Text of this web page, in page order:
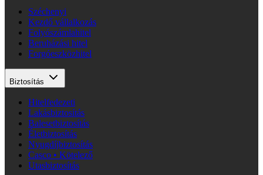
Széchenyi
Kezdő vállalkozás
Folyószámlahitel
Beruházási hitel
Forgóeszközhitel
Biztosítás
Hitelfedezeti
Lakásbiztosítás
Balesetbiztosítás
Életbiztosítás
Nyugdíjbiztosítás
Casco • Kötelező
Utasbiztosítás